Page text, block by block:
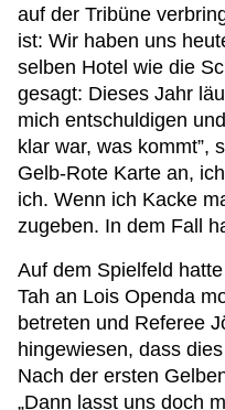
auf der Tribüne
ist: Wir haben uns
selben Hotel wie die
gesagt: Dieses Jahr
mich entschuldigen
klar war, was kommt”,
Gelb-Rote Karte an,
ich. Wenn ich Kacke
zugeben. In dem Fall
Auf dem Spielfeld
Tah an Lois Openda
betreten und Referee
hingewiesen, dass
Nach der ersten
„Dann lasst uns doch